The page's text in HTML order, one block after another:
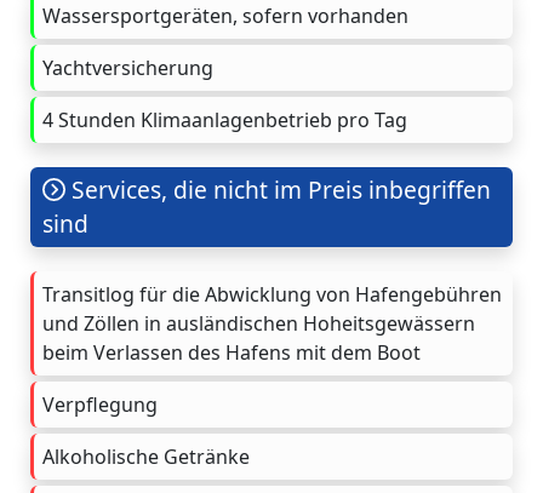
Wassersportgeräten, sofern vorhanden
Yachtversicherung
4 Stunden Klimaanlagenbetrieb pro Tag
Services, die nicht im Preis inbegriffen
sind
Transitlog für die Abwicklung von Hafengebühren
und Zöllen in ausländischen Hoheitsgewässern
beim Verlassen des Hafens mit dem Boot
Verpflegung
Alkoholische Getränke